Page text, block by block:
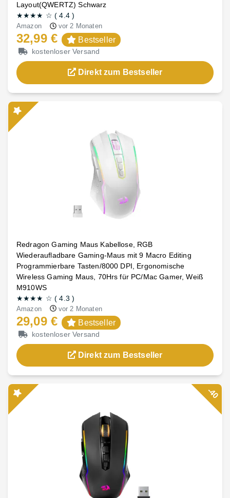
Layout(QWERTZ) Schwarz
★★★★ ☆ (4.4)
Amazon vor 2 Monaten
32,99 € Bestseller
kostenloser Versand
Direkt zum Bestseller
Redragon Gaming Maus Kabellose, RGB
Wiederaufladbare Gaming-Maus mit 9 Macro Editing
Programmierbare Tasten/8000 DPI, Ergonomische
Wireless Gaming Maus, 70Hrs für PC/Mac Gamer, Weiß
M910WS
★★★★ ☆ (4.3 )
Amazon vor 2 Monaten
29,09 € Bestseller
kostenloser Versand
Direkt zum Bestseller
-40